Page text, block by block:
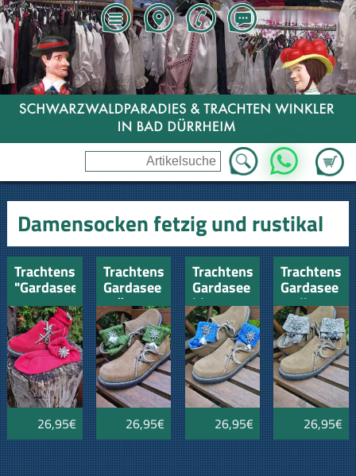
Zum
WhatsApp
Damensocken fetzig und rustikal
Trachtensocken
"Gardasee"
rot
26,95€
Trachtensocke
Gardasee
grün
26,95€
Trachtensocke
Gardasee
blau
26,95€
Gardasee
meliert
26,95€